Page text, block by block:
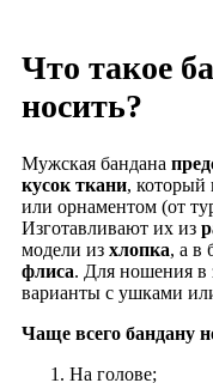
Что такое
носить?
Мужская бандана
кусок ткани, который
или орнаментом (от
Изготавливают их из
модели из хлопка, а в
флиса. Для ношения в
варианты с ушками
Чаще всего бандану
На голове;